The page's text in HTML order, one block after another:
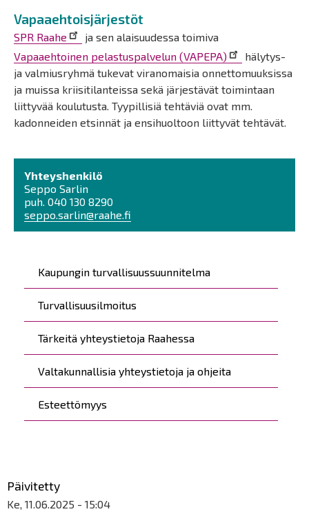
Päävalikko
Kaupungin turvallisuussuunnitelma
Turvallisuusilmoitus
Tärkeitä yhteystietoja Raahessa
Valtakunnallisia yhteystietoja ja ohjeita
Esteettömyys
Vapaaehtoisjärjestöt
SPR Raahe
ja sen alaisuudessa toimiva
Vapaaehtoinen pelastuspalvelun (VAPEPA)
hälytys-
ja valmiusryhmä tukevat viranomaisia onnettomuuksissa
ja muissa kriisitilanteissa sekä järjestävät toimintaan
liittyvää koulutusta. Tyypillisiä tehtäviä ovat mm.
kadonneiden etsinnät ja ensihuoltoon liittyvät tehtävät.
Yhteyshenkilö
Seppo Sarlin
puh. 040 130 8290
seppo.sarlin@raahe.fi
Päivitetty
Ke, 11.06.2025 - 15:04